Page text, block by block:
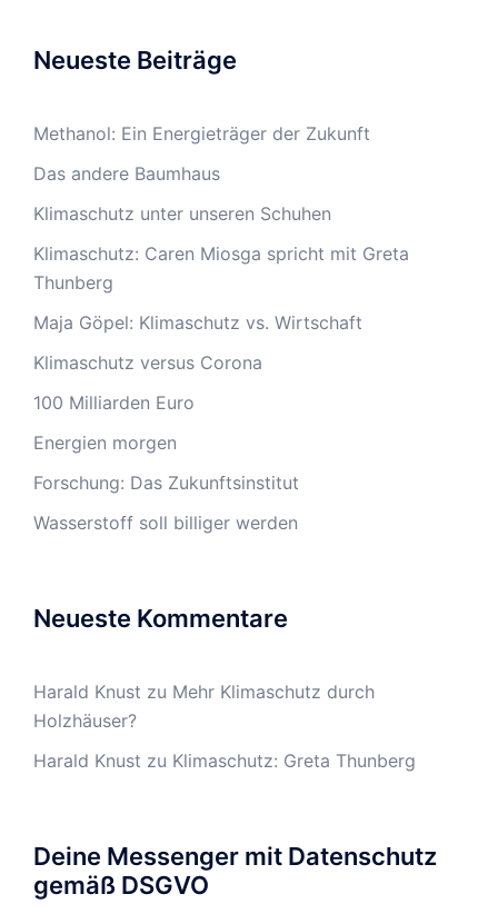
Neueste Beiträge
Methanol: Ein Energieträger der Zukunft
Das andere Baumhaus
Klimaschutz unter unseren Schuhen
Klimaschutz: Caren Miosga spricht mit Greta
Thunberg
Maja Göpel: Klimaschutz vs. Wirtschaft
Klimaschutz versus Corona
100 Milliarden Euro
Energien morgen
Forschung: Das Zukunftsinstitut
Wasserstoff soll billiger werden
Neueste Kommentare
Harald Knust zu Mehr Klimaschutz durch
Holzhäuser?
Harald Knust zu Klimaschutz: Greta Thunberg
Deine Messenger mit Datenschutz
gemäß DSGVO